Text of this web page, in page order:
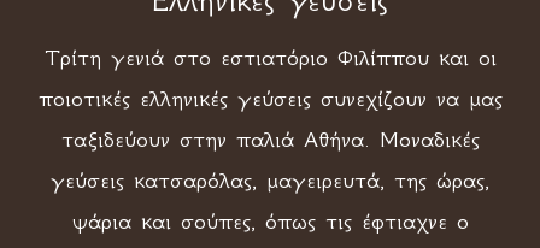
Τρίτη γενιά στο εστιατόριο Φιλίππου και οι
ποιοτικές ελληνικές γεύσεις συνεχίζουν να μας
ταξιδεύουν στην παλιά Αθήνα. Μοναδικές
γεύσεις κατσαρόλας, μαγειρευτά, της ώρας,
ψάρια και σούπες, όπως τις έφτιαχνε ο